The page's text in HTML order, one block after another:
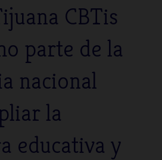
CBTis
parte de la
nacional
la
educativa y